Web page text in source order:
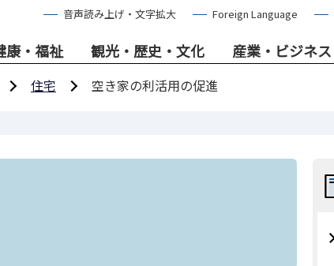
音声読み上げ・文字拡大 Foreign Language
康・福祉 観光・歴史・文化 産業・ビジネス
住宅 空き家の利活用の促進